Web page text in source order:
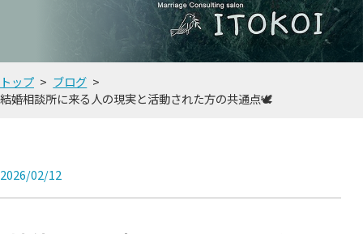
トップ
ブログ
結婚相談所に来る人の現実と活動された方の共通点🕊️
2026/02/12